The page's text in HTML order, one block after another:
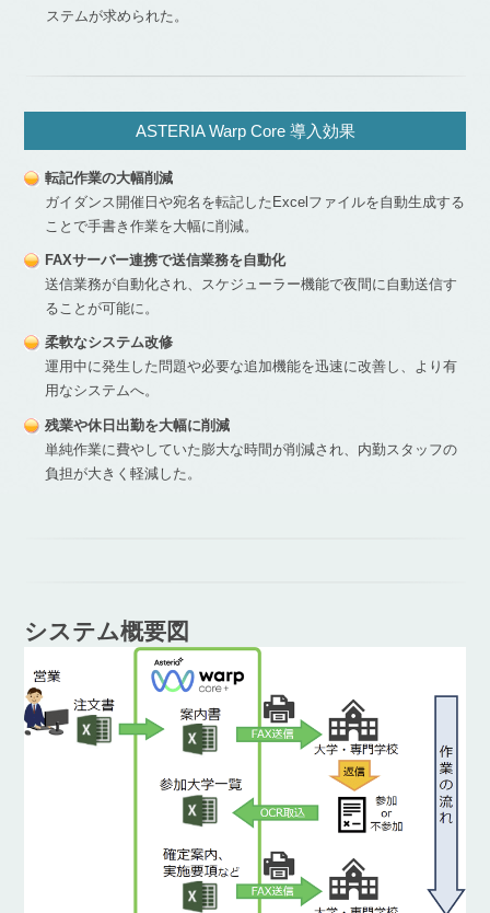
ステムが求められた。
ASTERIA Warp Core 導入効果
転記作業の大幅削減
ガイダンス開催日や宛名を転記したExcelファイルを自動生成する
ことで手書き作業を大幅に削減。
FAXサーバー連携で送信業務を自動化
送信業務が自動化され、スケジューラー機能で夜間に自動送信す
ることが可能に。
柔軟なシステム改修
運用中に発生した問題や必要な追加機能を迅速に改善し、より有
用なシステムへ。
残業や休日出勤を大幅に削減
単純作業に費やしていた膨大な時間が削減され、内勤スタッフの
負担が大きく軽減した。
システム概要図